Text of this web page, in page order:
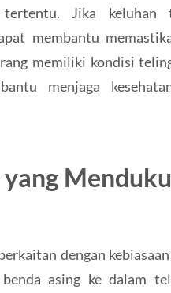
Jika keluhan
membantu
memiliki kondisi
menjaga
dengan
asing ke dalam